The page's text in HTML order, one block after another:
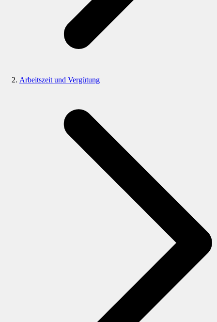
Arbeitszeit und Vergütung